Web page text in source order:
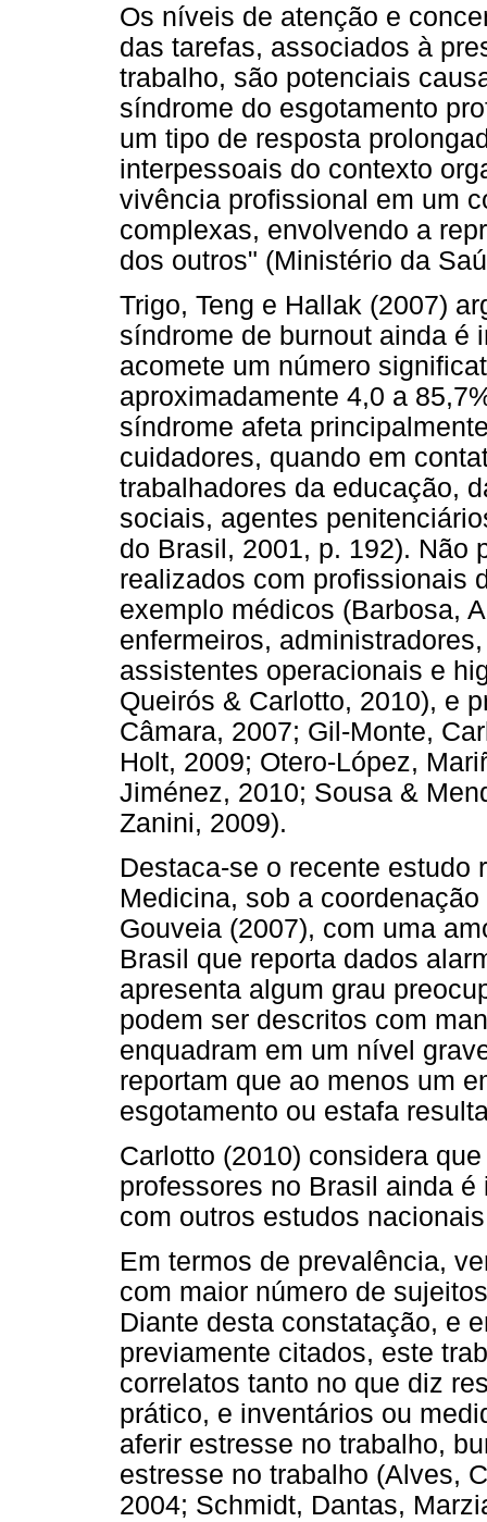
Os níveis de atenção e
das tarefas, associados à
trabalho, são potenciais
síndrome do esgotamento
um tipo de resposta
interpessoais do contexto
vivência profissional em um
complexas, envolvendo a
dos outros" (Ministério da
Trigo, Teng e Hallak (2007)
síndrome de burnout ainda é
acomete um número
aproximadamente 4,0 a
síndrome afeta
cuidadores, quando em
trabalhadores da educação,
sociais, agentes
do Brasil, 2001, p. 192). Não
realizados com profissionais
exemplo médicos (Barbosa,
enfermeiros,
assistentes operacionais e
Queirós & Carlotto, 2010), e
Câmara, 2007; Gil-Monte,
Holt, 2009; Otero-López,
Jiménez, 2010; Sousa &
Zanini, 2009).
Destaca-se o recente estudo
Medicina, sob a
Gouveia (2007), com uma
Brasil que reporta dados
apresenta algum grau
podem ser descritos com
enquadram em um nível
reportam que ao menos um
esgotamento ou estafa
Carlotto (2010) considera
professores no Brasil ainda
com outros estudos
Em termos de prevalência,
com maior número de
Diante desta constatação, e
previamente citados, este
correlatos tanto no que diz
prático, e inventários ou
aferir estresse no trabalho,
estresse no trabalho (Alves,
2004; Schmidt, Dantas,